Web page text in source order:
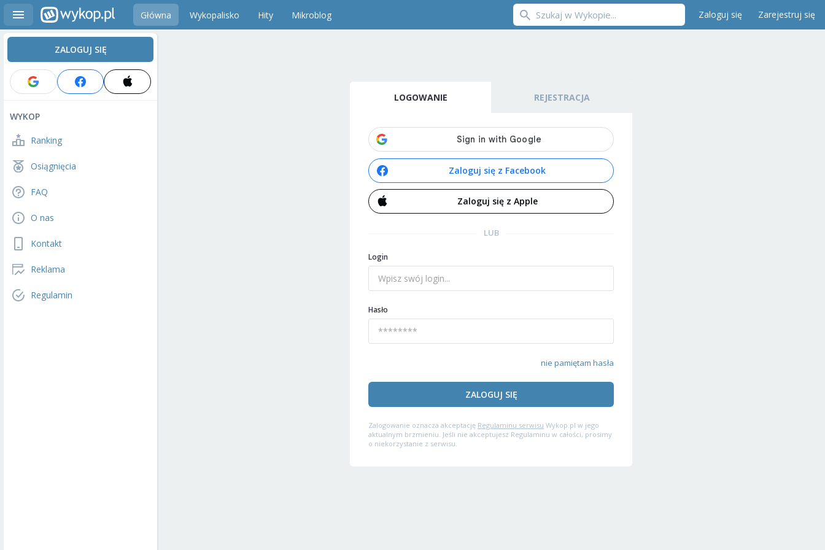
Główna Wykopalisko Hity Mikroblog Zaloguj się Zarejestruj się
ZALOGUJ SIĘ
WYKOP
Ranking
Osiągnięcia
FAQ
O nas
Kontakt
Reklama
Regulamin
LOGOWANIE REJESTRACJA
Zaloguj się z Facebook
Zaloguj się z Apple
LUB
Login
Hasło
nie pamiętam hasła
ZALOGUJ SIĘ
Zalogowanie oznacza akceptację Regulaminu serwisu Wykop.pl w jego
aktualnym brzmieniu. Jeśli nie akceptujesz Regulaminu w całości, prosimy
o niekorzystanie z serwisu.